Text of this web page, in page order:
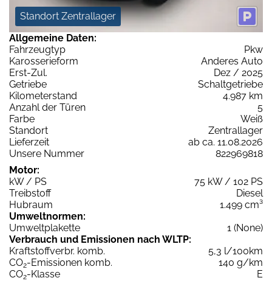
Standort Zentrallager
Allgemeine Daten:
Fahrzeugtyp
Pkw
Karosserieform
Anderes Auto
Erst-Zul.
Dez / 2025
Getriebe
Schaltgetriebe
Kilometerstand
4.987 km
Anzahl der Türen
5
Farbe
Weiß
Standort
Zentrallager
Lieferzeit
ab ca. 11.08.2026
Unsere Nummer
822969818
Motor:
kW / PS
75 kW / 102 PS
Treibstoff
Diesel
Hubraum
1.499 cm³
Umweltnormen:
Umweltplakette
1 (None)
Verbrauch und Emissionen nach WLTP:
Kraftstoffverbr. komb.
5,3 l/100km
CO2-Emissionen komb.
140 g/km
CO2-Klasse
E